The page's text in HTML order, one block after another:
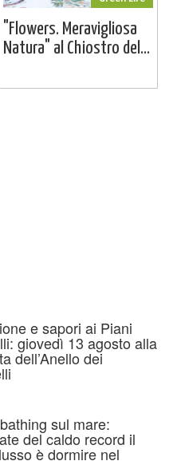
"Flowers. Meravigliosa
Natura" al Chiostro del...
e sapori ai Piani
giovedì 13 agosto alla
dell’Anello dei
sul mare:
del caldo record il
è dormire nel